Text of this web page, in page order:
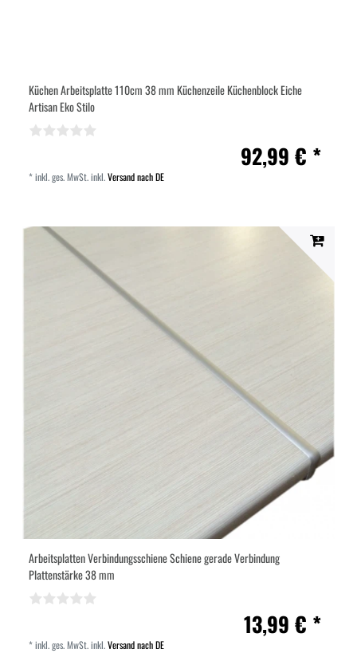
Küchen Arbeitsplatte 110cm 38 mm Küchenzeile Küchenblock Eiche
Artisan Eko Stilo
92,99 € *
*inkl. ges. MwSt.inkl.Versand nach DE
Arbeitsplatten Verbindungsschiene Schiene gerade Verbindung
Plattenstärke 38 mm
13,99 € *
*inkl. ges. MwSt.inkl.Versand nach DE